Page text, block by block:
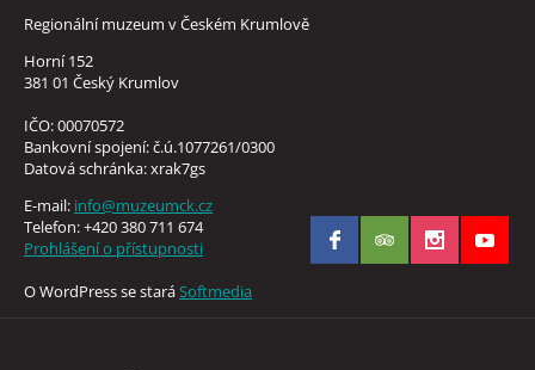
Regionální muzeum v Českém Krumlově
Horní 152
381 01 Český Krumlov
IČO: 00070572
Bankovní spojení: č.ú.1077261/0300
Datová schránka: xrak7gs
E-mail: info@muzeumck.cz
Telefon: +420 380 711 674
Prohlášení o přístupnosti
O WordPress se staráSoftmedia